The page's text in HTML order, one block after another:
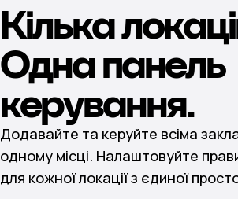
Кілька
Одна панель
керування.
Додавайте та керуйте всіма
одному місці. Налаштовуйте
для кожної локації з єдиної